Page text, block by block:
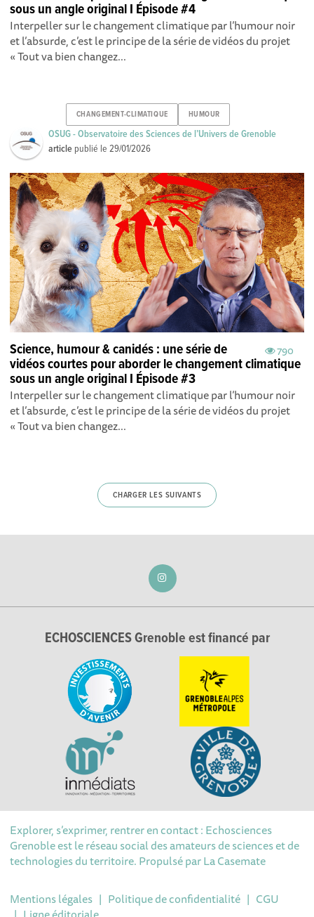
sous un angle original I Épisode #4
Interpeller sur le changement climatique par l’humour noir
et l’absurde, c’est le principe de la série de vidéos du projet
« Tout va bien changez...
CHANGEMENT-CLIMATIQUE HUMOUR
OSUG - Observatoire des Sciences de l’Univers de Grenoble
article publié le29/01/2026
790
Science, humour & canidés : une série de
vidéos courtes pour aborder le changement climatique
sous un angle original I Épisode #3
Interpeller sur le changement climatique par l’humour noir
et l’absurde, c’est le principe de la série de vidéos du projet
« Tout va bien changez...
CHARGER LES SUIVANTS
ECHOSCIENCES Grenoble est financé par
Explorer, s’exprimer, rentrer en contact : Echosciences
Grenoble est le réseau social des amateurs de sciences et de
technologies du territoire. Propulsé parLa Casemate
Mentions légales | Politique de confidentialité | CGU